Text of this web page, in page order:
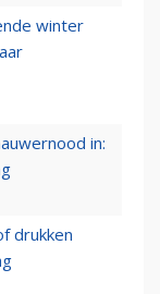
winter
in:
drukken